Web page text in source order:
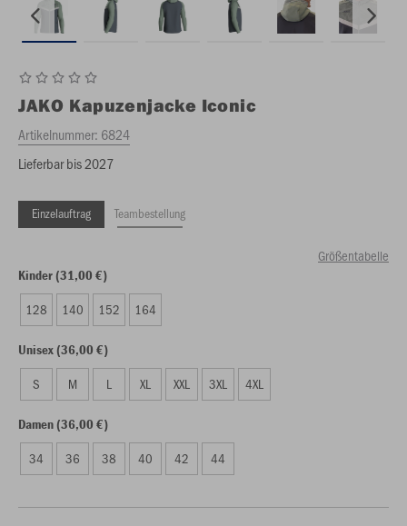
JAKO Kapuzenjacke Iconic
Artikelnummer: 6824
Lieferbar bis 2027
Einzelauftrag Teambestellung
Größentabelle
Kinder (31,00 €)
128 140 152 164
Unisex (36,00 €)
S M L XL XXL 3XL 4XL
Damen (36,00 €)
34 36 38 40 42 44